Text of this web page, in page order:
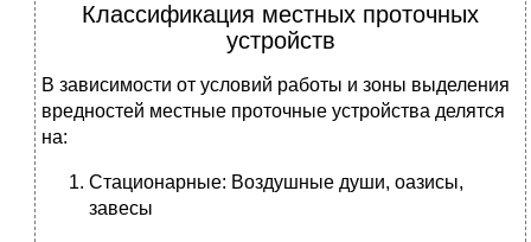
Классификация местных проточных
устройств
В зависимости от условий работы и зоны выделения
вредностей местные проточные устройства делятся
на:
Стационарные: Воздушные души, оазисы,
завесы